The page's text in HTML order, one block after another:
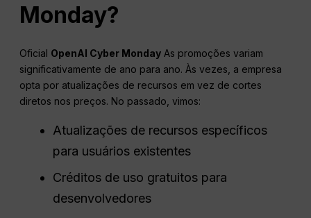
Monday?
Oficial OpenAI Cyber Monday As promoções variam
significativamente de ano para ano. Às vezes, a empresa
opta por atualizações de recursos em vez de cortes
diretos nos preços. No passado, vimos:
Atualizações de recursos específicos
para usuários existentes
Créditos de uso gratuitos para
desenvolvedores